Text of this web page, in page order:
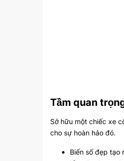
Tầm quan
Sở hữu một chiếc xe
cho sự hoàn hảo đó.
Biển số đẹp tạo